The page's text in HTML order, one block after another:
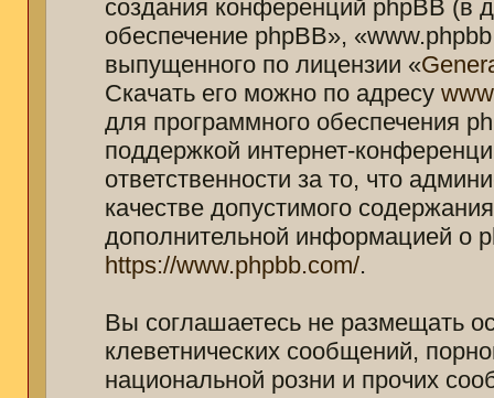
создания конференций phpBB (в
обеспечение phpBB»,
выпущенного по лицензии «
Скачать его можно по адресу
для программного обеспечения
поддержкой интернет-
ответственности за то, что
качестве допустимого
дополнительной информацией о
https://www.phpbb.com/.
Вы соглашаетесь не размещать
клеветнических сообщений,
национальной розни и прочих